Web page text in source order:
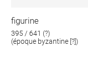
figurine
395 / 641 (?)
(époque byzantine [?])